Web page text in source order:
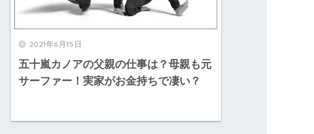
2021年6月15日
五十嵐カノアの父親の仕事は？母親も元
サーファー！実家がお金持ちで凄い？